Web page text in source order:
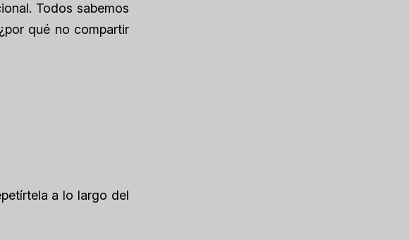
Todos sabemos
qué no compartir
a lo largo del